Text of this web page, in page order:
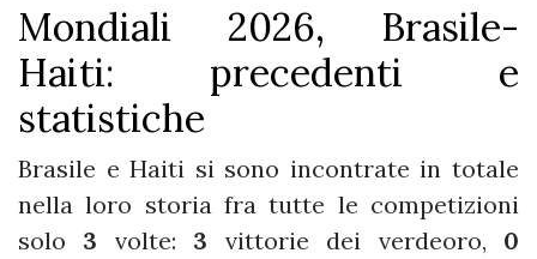
Mondiali 2026, Brasile-
Haiti: precedenti e
statistiche
Brasile e Haiti si sono incontrate in totale
nella loro storia fra tutte le competizioni
solo 3 volte: 3 vittorie dei verdeoro, 0